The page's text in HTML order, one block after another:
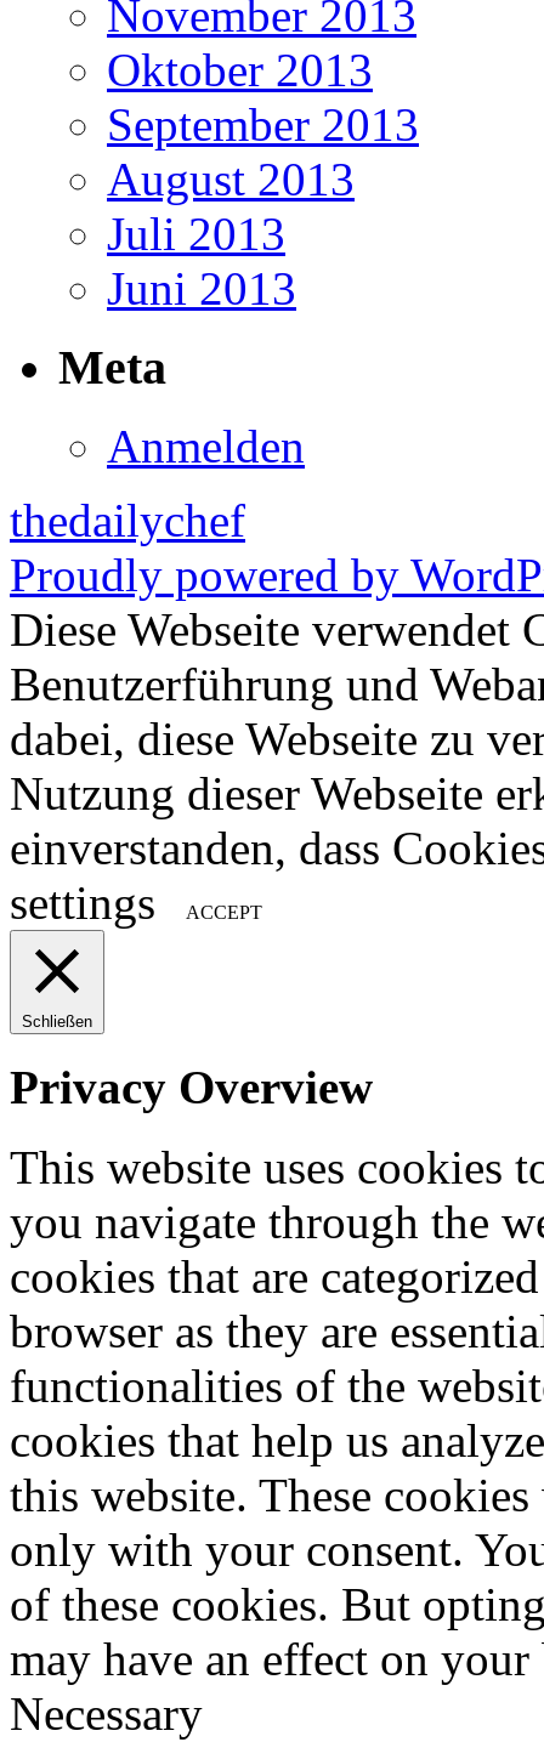
November 2013
Oktober 2013
September 2013
August 2013
Juli 2013
Juni 2013
Meta
Anmelden
thedailychef
Proudly powered by
Diese Webseite verwendet
Benutzerführung und
dabei, diese Webseite zu
Nutzung dieser Webseite
einverstanden, dass
settings
ACCEPT
Schließen
Privacy Overview
This website uses cookies
you navigate through the
cookies that are
browser as they are
functionalities of the
cookies that help us
this website. These
only with your consent.
of these cookies. But
may have an effect on
Necessary